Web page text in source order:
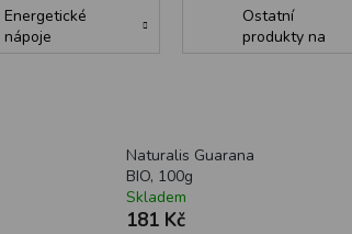
Energetické
nápoje
Ostatní
produkty na
Naturalis Guarana
BIO, 100g
Skladem
181 Kč